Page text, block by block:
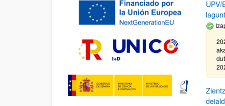
UPV/